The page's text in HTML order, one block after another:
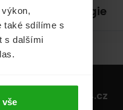
také sdílíme s
s dalšími
vše
Energie
Porovnej24.cz